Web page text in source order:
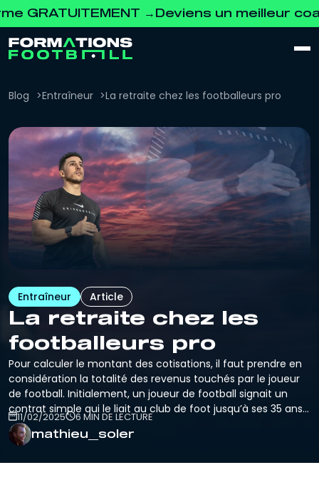
→Deviens un meilleur coach.
Blog Entraîneur La retraite chez les footballeurs pro
Entraîneur Article
La retraite chez les
footballeurs pro
Pour calculer le montant des cotisations, il faut prendre en
considération la totalité des revenus touchés par le joueur
de football. Initialement, un joueur de football signait un
contrat simple qui le liait au club de foot jusqu’à ses 35 ans…
11/02/2025 6 MIN DE LECTURE
mathieu_soler